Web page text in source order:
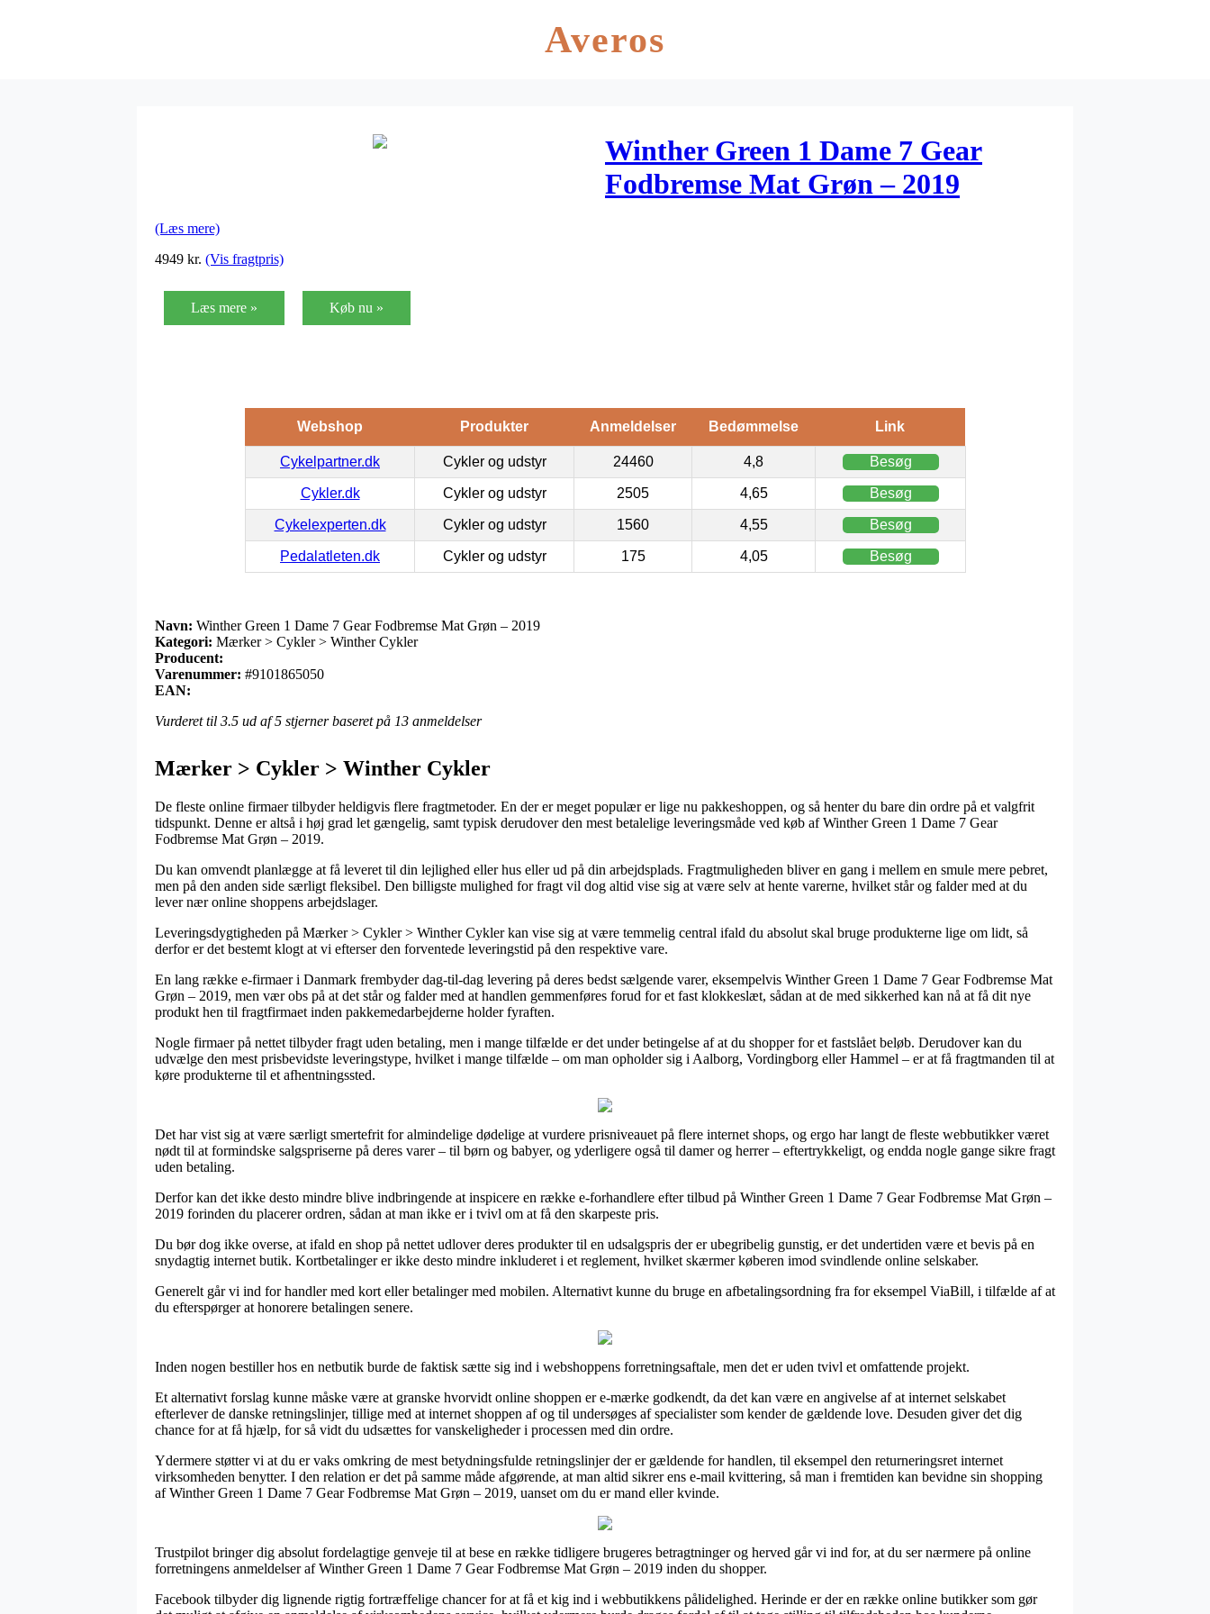
Averos
Winther Green 1 Dame 7 Gear
Fodbremse Mat Grøn – 2019
(Læs mere)
4949 kr. (Vis fragtpris)
Læs mere » Køb nu »
Webshop Produkter Anmeldelser Bedømmelse Link
Cykelpartner.dk Cykler og udstyr 24460 4,8 Besøg
Cykler.dk Cykler og udstyr 2505 4,65 Besøg
Cykelexperten.dk Cykler og udstyr 1560 4,55 Besøg
Pedalatleten.dk Cykler og udstyr 175 4,05 Besøg
Navn: Winther Green 1 Dame 7 Gear Fodbremse Mat Grøn – 2019
Kategori: Mærker > Cykler > Winther Cykler
Producent:
Varenummer: #9101865050
EAN:
Vurderet til 3.5 ud af 5 stjerner baseret på 13 anmeldelser
Mærker > Cykler > Winther Cykler
De fleste online firmaer tilbyder heldigvis flere fragtmetoder. En der er meget populær er lige nu pakkeshoppen, og så henter du bare din ordre på et valgfrit
tidspunkt. Denne er altså i høj grad let gængelig, samt typisk derudover den mest betalelige leveringsmåde ved køb af Winther Green 1 Dame 7 Gear
Fodbremse Mat Grøn – 2019.
Du kan omvendt planlægge at få leveret til din lejlighed eller hus eller ud på din arbejdsplads. Fragtmuligheden bliver en gang i mellem en smule mere pebret,
men på den anden side særligt fleksibel. Den billigste mulighed for fragt vil dog altid vise sig at være selv at hente varerne, hvilket står og falder med at du
lever nær online shoppens arbejdslager.
Leveringsdygtigheden på Mærker > Cykler > Winther Cykler kan vise sig at være temmelig central ifald du absolut skal bruge produkterne lige om lidt, så
derfor er det bestemt klogt at vi efterser den forventede leveringstid på den respektive vare.
En lang række e-firmaer i Danmark frembyder dag-til-dag levering på deres bedst sælgende varer, eksempelvis Winther Green 1 Dame 7 Gear Fodbremse Mat
Grøn – 2019, men vær obs på at det står og falder med at handlen gemmenføres forud for et fast klokkeslæt, sådan at de med sikkerhed kan nå at få dit nye
produkt hen til fragtfirmaet inden pakkemedarbejderne holder fyraften.
Nogle firmaer på nettet tilbyder fragt uden betaling, men i mange tilfælde er det under betingelse af at du shopper for et fastslået beløb. Derudover kan du
udvælge den mest prisbevidste leveringstype, hvilket i mange tilfælde – om man opholder sig i Aalborg, Vordingborg eller Hammel – er at få fragtmanden til at
køre produkterne til et afhentningssted.
Det har vist sig at være særligt smertefrit for almindelige dødelige at vurdere prisniveauet på flere internet shops, og ergo har langt de fleste webbutikker været
nødt til at formindske salgspriserne på deres varer – til børn og babyer, og yderligere også til damer og herrer – eftertrykkeligt, og endda nogle gange sikre fragt
uden betaling.
Derfor kan det ikke desto mindre blive indbringende at inspicere en række e-forhandlere efter tilbud på Winther Green 1 Dame 7 Gear Fodbremse Mat Grøn –
2019 forinden du placerer ordren, sådan at man ikke er i tvivl om at få den skarpeste pris.
Du bør dog ikke overse, at ifald en shop på nettet udlover deres produkter til en udsalgspris der er ubegribelig gunstig, er det undertiden være et bevis på en
snydagtig internet butik. Kortbetalinger er ikke desto mindre inkluderet i et reglement, hvilket skærmer køberen imod svindlende online selskaber.
Generelt går vi ind for handler med kort eller betalinger med mobilen. Alternativt kunne du bruge en afbetalingsordning fra for eksempel ViaBill, i tilfælde af at
du efterspørger at honorere betalingen senere.
Inden nogen bestiller hos en netbutik burde de faktisk sætte sig ind i webshoppens forretningsaftale, men det er uden tvivl et omfattende projekt.
Et alternativt forslag kunne måske være at granske hvorvidt online shoppen er e-mærke godkendt, da det kan være en angivelse af at internet selskabet
efterlever de danske retningslinjer, tillige med at internet shoppen af og til undersøges af specialister som kender de gældende love. Desuden giver det dig
chance for at få hjælp, for så vidt du udsættes for vanskeligheder i processen med din ordre.
Ydermere støtter vi at du er vaks omkring de mest betydningsfulde retningslinjer der er gældende for handlen, til eksempel den returneringsret internet
virksomheden benytter. I den relation er det på samme måde afgørende, at man altid sikrer ens e-mail kvittering, så man i fremtiden kan bevidne sin shopping
af Winther Green 1 Dame 7 Gear Fodbremse Mat Grøn – 2019, uanset om du er mand eller kvinde.
Trustpilot bringer dig absolut fordelagtige genveje til at bese en række tidligere brugeres betragtninger og herved går vi ind for, at du ser nærmere på online
forretningens anmeldelser af Winther Green 1 Dame 7 Gear Fodbremse Mat Grøn – 2019 inden du shopper.
Facebook tilbyder dig lignende rigtig fortræffelige chancer for at få et kig ind i webbutikkens pålidelighed. Herinde er der en række online butikker som gør